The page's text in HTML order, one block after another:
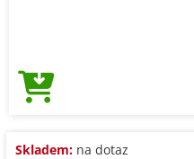
Skladem: na dotaz